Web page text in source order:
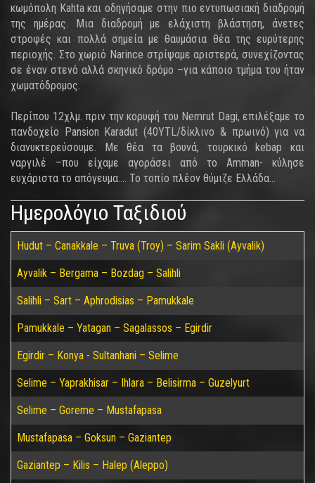
κωμόπολη Kahta και οδηγήσαμε στην πιο εντυπωσιακή διαδρομή
της ημέρας. Μια διαδρομή με ελάχιστη βλάστηση, άνετες
στροφές και πολλά σημεία με θαυμάσια θέα της ευρύτερης
περιοχής. Στο χωριό Narince στρίψαμε αριστερά, συνεχίζοντας
σε έναν στενό αλλά σκηνικό δρόμο –για κάποιο τμήμα του ήταν
χωματόδρομος.
Περίπου 12χλμ. πριν την κορυφή του Nemrut Dagi, επιλέξαμε το
πανδοχείο Pansion Karadut (40YTL/δίκλινο & πρωινό) για να
διανυκτερεύσουμε. Με θέα τα βουνά, τουρκικό kebap και
ναργιλέ –που είχαμε αγοράσει από το Amman- κύλησε
ευχάριστα το απόγευμα.... Το τοπίο πλέον θύμιζε Ελλάδα...
Ημερολόγιο Ταξιδιού
Hudut – Canakkale – Truva (Troy) – Sarim Sakli (Ayvalik)
Ayvalik – Bergama – Bozdag – Salihli
Salihli – Sart – Aphrodisias – Pamukkale
Pamukkale – Yatagan – Sagalassos – Egirdir
Egirdir – Konya - Sultanhani – Selime
Selime – Yaprakhisar – Ihlara – Belisirma – Guzelyurt
Selime – Goreme – Mustafapasa
Mustafapasa – Goksun – Gaziantep
Gaziantep – Kilis – Halep (Aleppo)